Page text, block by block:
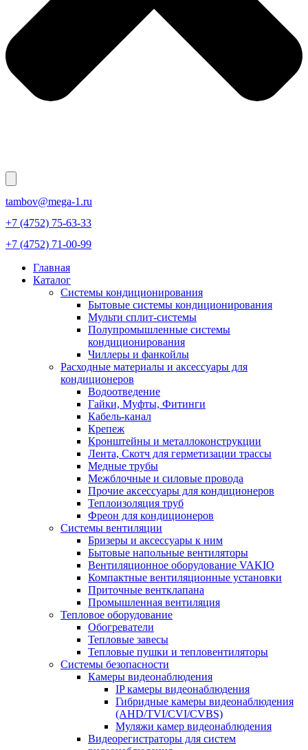
tambov@mega-1.ru
+7 (4752) 75-63-33
+7 (4752) 71-00-99
Главная
Каталог
Системы кондиционирования
Бытовые системы кондиционирования
Мульти сплит-системы
Полупромышленные системы
кондиционирования
Чиллеры и фанкойлы
Расходные материалы и аксессуары для
кондиционеров
Водоотведение
Гайки, Муфты, Фитинги
Кабель-канал
Крепеж
Кронштейны и металлоконструкции
Лента, Скотч для герметизации трассы
Медные трубы
Межблочные и силовые провода
Прочие аксессуары для кондиционеров
Теплоизоляция труб
Фреон для кондиционеров
Системы вентиляции
Бризеры и аксессуары к ним
Бытовые напольные вентиляторы
Вентиляционное оборудование VAKIO
Компактные вентиляционные установки
Приточные вентклапана
Промышленная вентиляция
Тепловое оборудование
Обогреватели
Тепловые завесы
Тепловые пушки и тепловентиляторы
Системы безопасности
Камеры видеонаблюдения
IP камеры видеонаблюдения
Гибридные камеры видеонаблюдения
(AHD/TVI/CVI/CVBS)
Муляжи камер видеонаблюдения
Видеорегистраторы для систем